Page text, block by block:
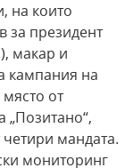
на които
за президент
макар и
кампания на
от
мандата.
мониторинг